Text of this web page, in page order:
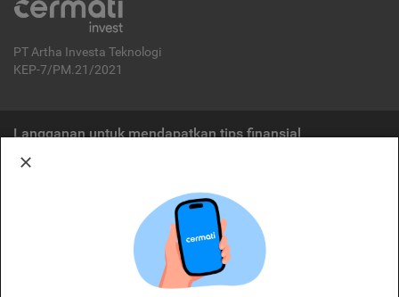
PT Artha Investa Teknologi
KEP-7/PM.21/2021
Langganan untuk mendapatkan tips finansial
Cermati merupakan penyelenggara agregasi jasa keuangan yang terdaftar di
OJK. Oleh karena itu, produk dan/atau layanan jasa keuangan yang
ditawarkan bukan merupakan produk dan/atau layanan jasa keuangan yang
diterbitkan oleh Cermati dan Cermati tidak bertanggung jawab atas tuntutan